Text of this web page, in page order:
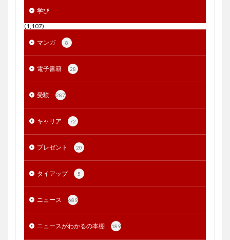
学び
(1,107)
マンガ 8
電子書籍 28
受験 287
キャリア 72
プレゼント 20
タイアップ 5
ニュース 689
ニュースがわかるの本棚 189